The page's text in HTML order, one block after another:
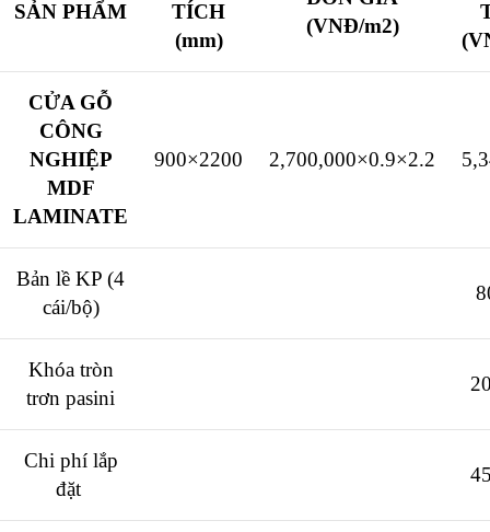
SẢN PHẨM
TÍCH
(mm)
(VNĐ/m2)
CỬA GỖ
CÔNG
NGHIỆP
MDF
LAMINATE
900×2200 2,700,000×0.9×2.2
Bản lề KP (4
cái/bộ)
Khóa tròn
trơn pasini
Chi phí lắp
đặt